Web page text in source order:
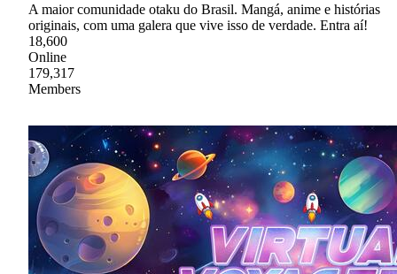
A maior comunidade otaku do Brasil. Mangá, anime e histórias
originais, com uma galera que vive isso de verdade. Entra aí!
18,600
Online
179,317
Members